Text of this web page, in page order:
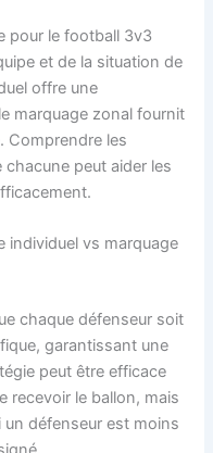
pour le football 3v3
et de la situation de
offre une
marquage zonal fournit
Comprendre les
peut aider les
individuel vs marquage
chaque défenseur soit
garantissant une
peut être efficace
recevoir le ballon, mais
défenseur est moins